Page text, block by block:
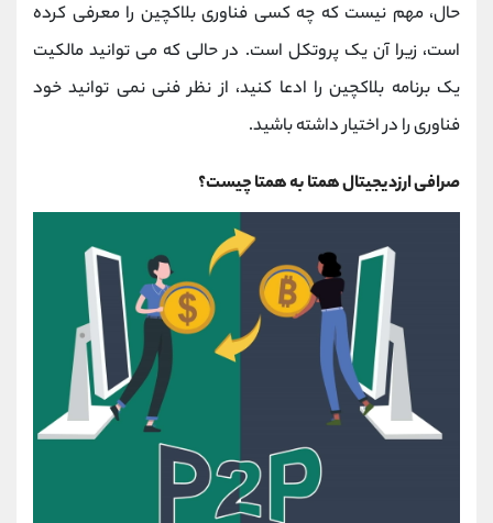
حال، مهم نیست که چه کسی فناوری بلاکچین را معرفی کرده
است، زیرا آن یک پروتکل است. در حالی که می توانید مالکیت
یک برنامه بلاکچین را ادعا کنید، از نظر فنی نمی توانید خود
فناوری را در اختیار داشته باشید.
صرافی ارزدیجیتال همتا به همتا چیست؟